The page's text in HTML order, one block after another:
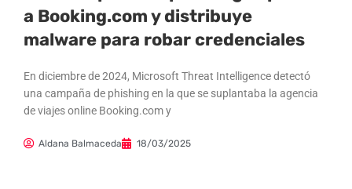
a Booking.com y distribuye
malware para robar credenciales
En diciembre de 2024, Microsoft Threat Intelligence detectó
una campaña de phishing en la que se suplantaba la agencia
de viajes online Booking.com y
Aldana Balmaceda 18/03/2025